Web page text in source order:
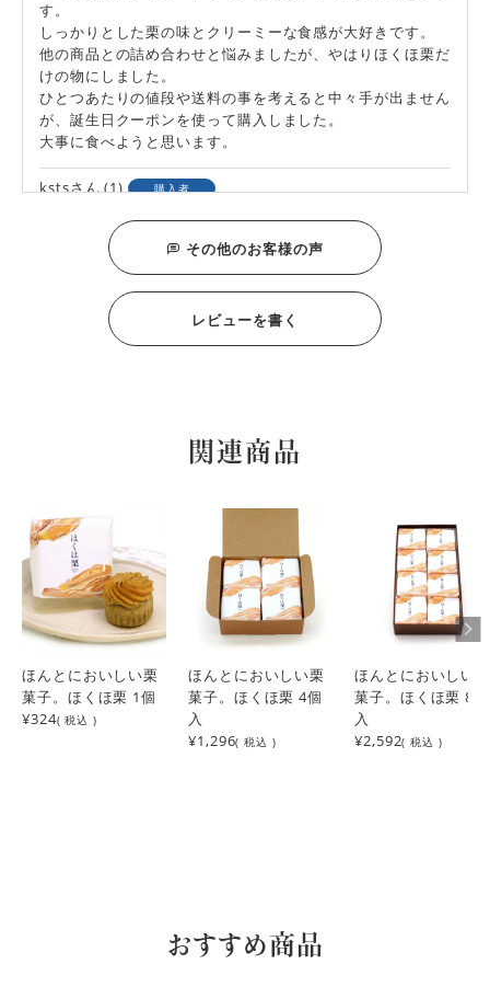
す。
しっかりとした栗の味とクリーミーな食感が大好きです。
他の商品との詰め合わせと悩みましたが、やはりほくほ栗だ
けの物にしました。
ひとつあたりの値段や送料の事を考えると中々手が出ません
が、誕生日クーポンを使って購入しました。
大事に食べようと思います。
ksts 1 購入者
2026/02/08
しっとりしていて、優しい甘さ。
またリピートしたいと思います。
購入者
自分では食べた事がないのですが、贈った人が凄く美味しか
ったと言っていました。
すー 1 購入者
非公開
投稿日
2023/02/10
ちょっとした手土産に購入しました。
美味しいので、差し入れにも良い
お味ももちろん、栗のお味がしっかり、生クリームなどの濃
その他のお客様の声
レビューを書く
関連商品
ほんとにおいしい栗
菓子。ほくほ栗 1個
¥324( 税込 )
ほんとにおいしい栗
菓子。ほくほ栗 4個
入
¥1,296( 税込 )
ほんとにおいしい
菓子。ほくほ栗 8個
入
¥2,592( 税込 )
おすすめ商品